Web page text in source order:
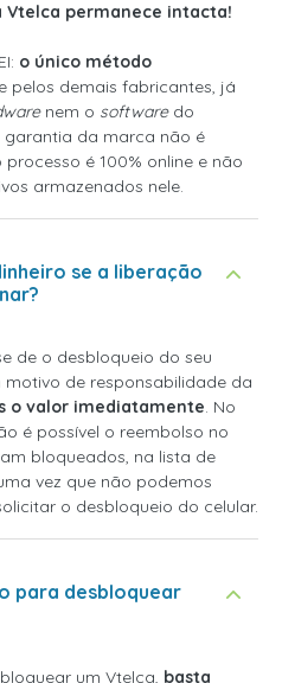
Vtelca permanece intacta!
o único método
e pelos demais fabricantes, já
nem o softwaredo
garantia da marca não é
é 100% online e não
armazenados nele.
se a liberação
de o desbloqueio do seu
de responsabilidade da
o valor imediatamente. No
é possível o reembolso no
bloqueados, na lista de
vez que não podemos
o desbloqueio do celular.
para desbloquear
um Vtelca, basta